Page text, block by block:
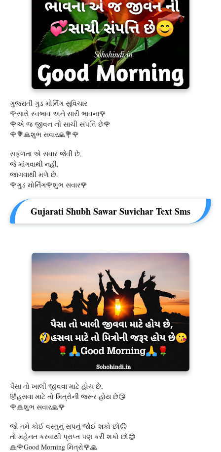
ગુજરાતી ગુડ મોર્નિંગ સુવિચાર
🌹સારો સ્વભાવ અને સારી ભાવના🌹
🌹એ જ જીવન ની સાચી સંપત્તિ છે🌹
🌹💐🙏શુભ સવાર🙏💐🌹
સફળતા એ સવાર જેવી છે,
જે માંગવાથી નહીં,
જાગવાથી મળે છે.
🌹ગુડ મોર્નિંગ🌹શુભ સવાર🌹
Gujarati Shubh Sawar Suvichar Text Sms
પૈસા તો ખાલી જીવવા માટે હોય છે,
🤣હસવા માટે તો મિત્રોની જરૂર હોય છે😘
🌹🙏શુભ સવાર🙏🌹
જો તમે કોઈ વસ્તુનું સપનું જોઈ શકો છો😊
તો મહેનત કરવાથી પ્રાપ્ત પણ કરી શકો છો😊
🙏🌹Good Morning મિત્રો🌹🙏